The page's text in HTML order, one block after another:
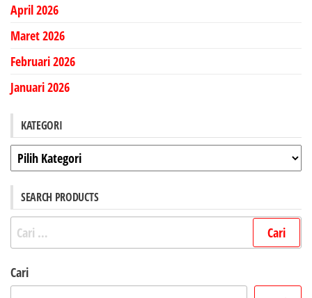
April 2026
Maret 2026
Februari 2026
Januari 2026
KATEGORI
Kategori
SEARCH PRODUCTS
Cari
untuk:
Cari